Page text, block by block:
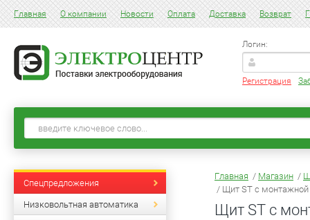
Главная О компании Новости Оплата Доставка Возврат
Логин:
Регистрация
Спецпредложения
Низковольтная автоматика
Главная / Магазин /
/ Щит ST с монтажной
Щит ST с